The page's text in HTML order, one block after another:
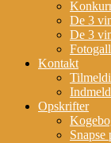
De 3
De 3
Kontakt
Opskrifter
Snapse